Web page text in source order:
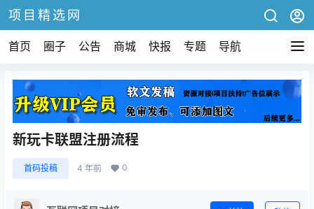
项目精选网
首页 圈子 公告 商城 快报 专题 导航
新玩卡联盟注册流程
首码投稿 4 年前 0